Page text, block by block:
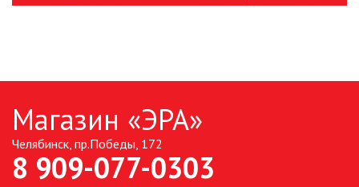
Магазин «ЭРА»
Челябинск, пр.Победы, 172
8 909-077-0303